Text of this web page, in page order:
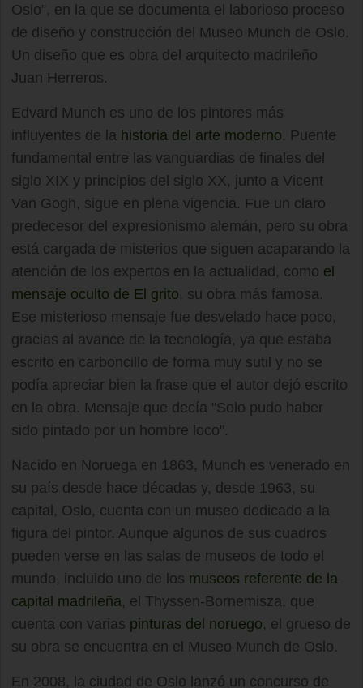
Oslo”, en la que se documenta el laborioso proceso
de diseño y construcción del Museo Munch de Oslo.
Un diseño que es obra del arquitecto madrileño
Juan Herreros.
Edvard Munch es uno de los pintores más
influyentes de la historia del arte moderno. Puente
fundamental entre las vanguardias de finales del
siglo XIX y principios del siglo XX, junto a Vicent
Van Gogh, sigue en plena vigencia. Fue un claro
predecesor del expresionismo alemán, pero su obra
está cargada de misterios que siguen acaparando la
atención de los expertos en la actualidad, como el
mensaje oculto de El grito, su obra más famosa.
Ese misterioso mensaje fue desvelado hace poco,
gracias al avance de la tecnología, ya que estaba
escrito en carboncillo de forma muy sutil y no se
podía apreciar bien la frase que el autor dejó escrito
en la obra. Mensaje que decía "Solo pudo haber
sido pintado por un hombre loco".
Nacido en Noruega en 1863, Munch es venerado en
su país desde hace décadas y, desde 1963, su
capital, Oslo, cuenta con un museo dedicado a la
figura del pintor. Aunque algunos de sus cuadros
pueden verse en las salas de museos de todo el
mundo, incluido uno de los museos referente de la
capital madrileña, el Thyssen-Bornemisza, que
cuenta con varias pinturas del noruego, el grueso de
su obra se encuentra en el Museo Munch de Oslo.
En 2008, la ciudad de Oslo lanzó un concurso de